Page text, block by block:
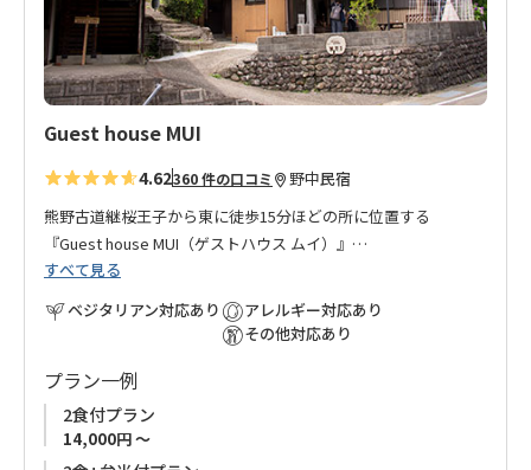
加
Guest house MUI
4.62360 件の口コミ 野中民宿
熊野古道継桜王子から東に徒歩15分ほどの所に位置する
『Guest house MUI（ゲストハウス ムイ）』
オーナーは、自然が大好きで東京から移住し、ゲストハウスを
オープンしました。
とても人懐っこくて可愛らしいペットのヤギが庭先でお出迎え
お部屋はシンプルで清潔感があり、ゆったりくつろいでいただ
ける空間となっております。
地元の食材・麹を使ったお料理と天然酵母のパンもお楽しみい
ただけます。
すべて見る
ベジタリアン対応あり
アレルギー対応あり
その他対応あり
プラン一例
2食付プラン
14,000円 ～